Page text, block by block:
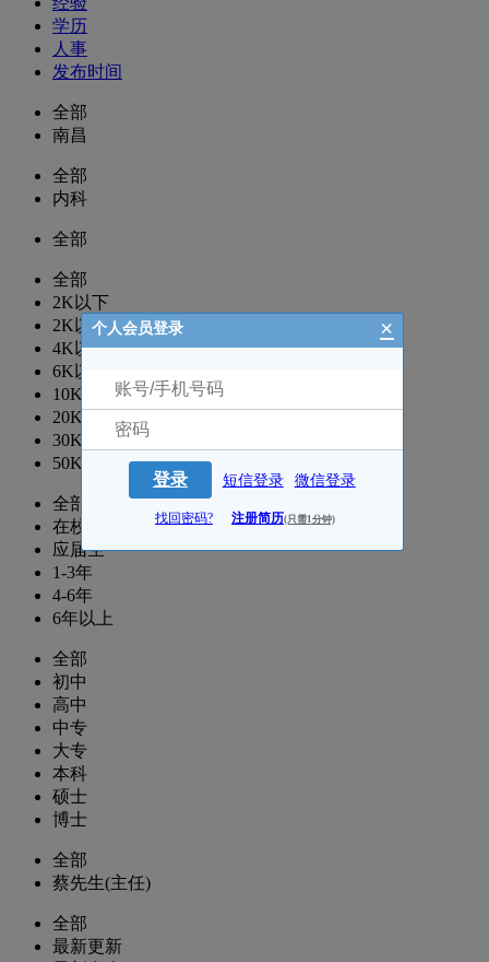
学历
人事
发布时间
全部
南昌
全部
内科
全部
全部
2K以下
2K以上
4K以上
6K以上
10K以上
20K以上
30K以上
50K以上
全部
在校生
应届生
1-3年
4-6年
6年以上
全部
初中
高中
中专
大专
本科
硕士
博士
全部
蔡先生(主任)
全部
最新更新
个人会员登录 ×
登录 短信登录 微信登录
找回密码? 注册简历(只需1分钟)